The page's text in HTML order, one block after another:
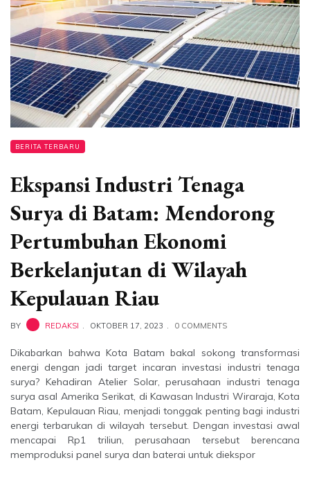
BERITA TERBARU
Ekspansi Industri Tenaga
Surya di Batam: Mendorong
Pertumbuhan Ekonomi
Berkelanjutan di Wilayah
Kepulauan Riau
BY REDAKSI OKTOBER 17, 2023 0 COMMENTS
Dikabarkan bahwa Kota Batam bakal sokong transformasi
energi dengan jadi target incaran investasi industri tenaga
surya? Kehadiran Atelier Solar, perusahaan industri tenaga
surya asal Amerika Serikat, di Kawasan Industri Wiraraja, Kota
Batam, Kepulauan Riau, menjadi tonggak penting bagi industri
energi terbarukan di wilayah tersebut. Dengan investasi awal
mencapai Rp1 triliun, perusahaan tersebut berencana
memproduksi panel surya dan baterai untuk diekspor